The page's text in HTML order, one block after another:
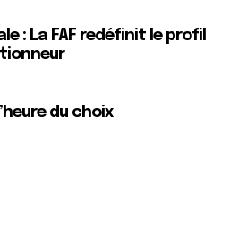
: La FAF redéfinit le profil
du choix